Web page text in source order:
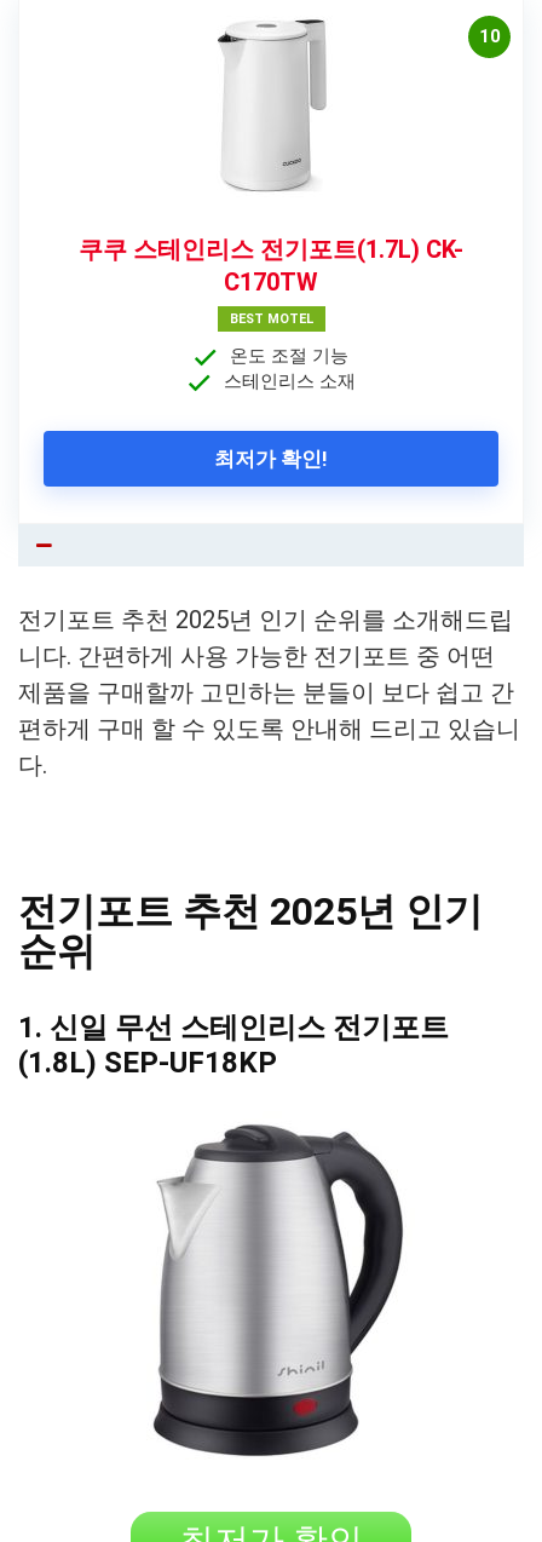
10
쿠쿠 스테인리스 전기포트(1.7L) CK-
C170TW
BEST MOTEL
온도 조절 기능
스테인리스 소재
최저가 확인!
전기포트 추천 2025년 인기 순위를 소개해드립
니다. 간편하게 사용 가능한 전기포트 중 어떤
제품을 구매할까 고민하는 분들이 보다 쉽고 간
편하게 구매 할 수 있도록 안내해 드리고 있습니
다.
전기포트 추천 2025년 인기
순위
1. 신일 무선 스테인리스 전기포트
(1.8L) SEP-UF18KP